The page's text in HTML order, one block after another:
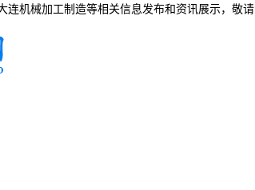
连机械加工制造等相关信息发布和资讯展示，敬请